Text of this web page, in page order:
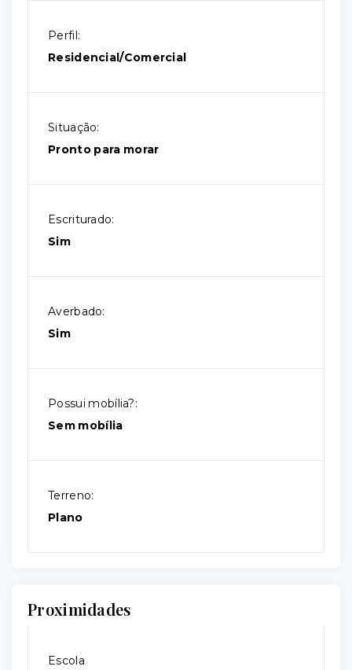
Perfil:
Residencial/Comercial
Situação:
Pronto para morar
Escriturado:
Sim
Averbado:
Sim
Possui mobília?:
Sem mobília
Terreno:
Plano
Proximidades
Escola